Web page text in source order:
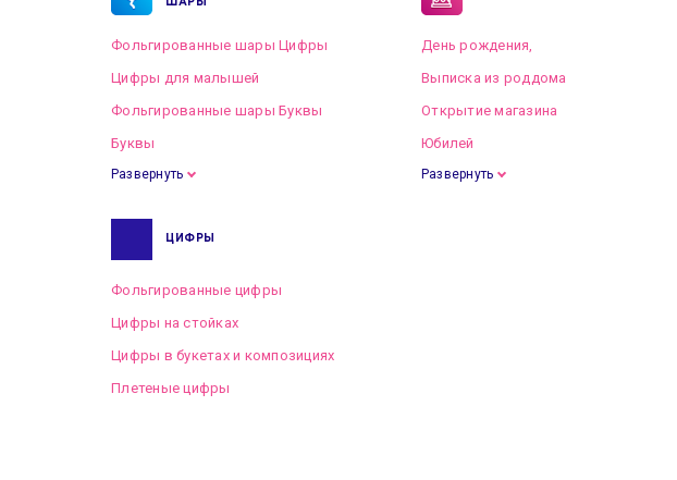
ШАРЫ
Фольгированные шары Цифры
Цифры для малышей
Фольгированные шары Буквы
Буквы
Развернуть
День рождения,
Выписка из роддома
Открытие магазина
Юбилей
Развернуть
ЦИФРЫ
Фольгированные цифры
Цифры на стойках
Цифры в букетах и композициях
Плетеные цифры